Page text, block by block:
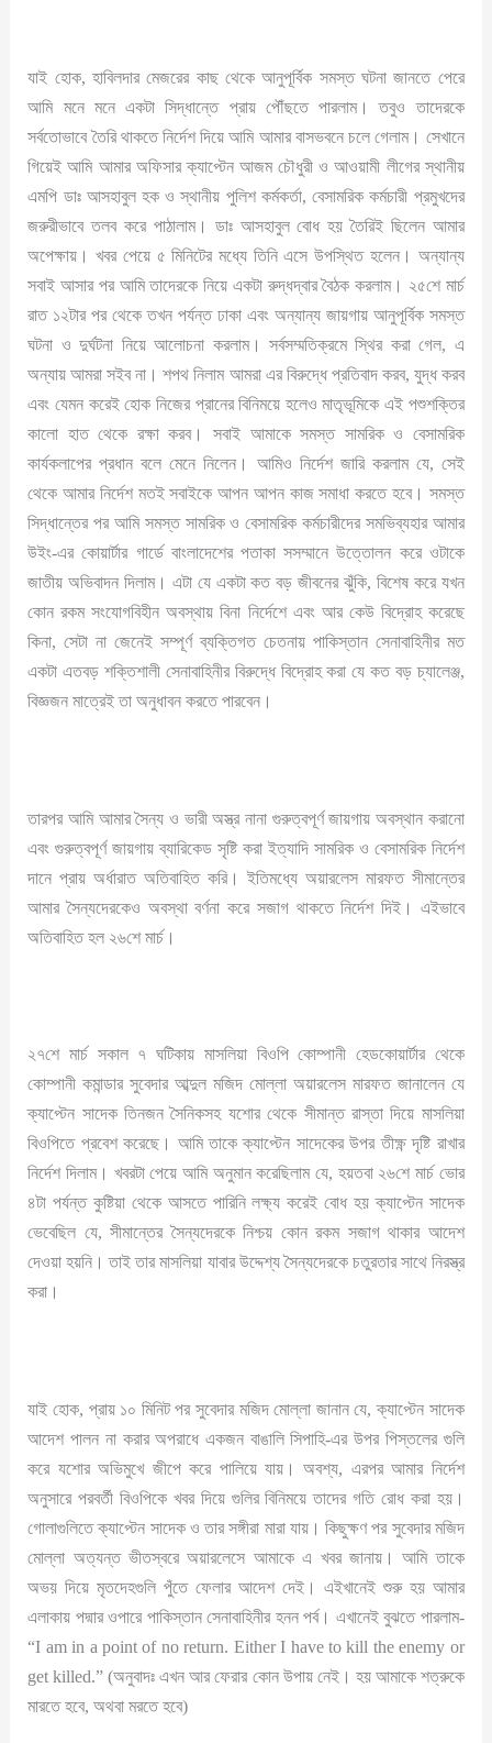
যাই হোক, হাবিলদার মেজরের কাছ থেকে আনুপূর্বিক সমস্ত ঘটনা জানতে পেরে
আমি মনে মনে একটা সিদ্ধান্তে প্রায় পৌঁছতে পারলাম। তবুও তাদেরকে
সর্বতোভাবে তৈরি থাকতে নির্দেশ দিয়ে আমি আমার বাসভবনে চলে গেলাম। সেখানে
গিয়েই আমি আমার অফিসার ক্যাপ্টেন আজম চৌধুরী ও আওয়ামী লীগের স্থানীয়
এমপি ডাঃ আসহাবুল হক ও স্থানীয় পুলিশ কর্মকর্তা, বেসামরিক কর্মচারী প্রমুখদের
জরুরীভাবে তলব করে পাঠালাম। ডাঃ আসহাবুল বোধ হয় তৈরিই ছিলেন আমার
অপেক্ষায়। খবর পেয়ে ৫ মিনিটের মধ্যে তিনি এসে উপস্থিত হলেন। অন্যান্য
সবাই আসার পর আমি তাদেরকে নিয়ে একটা রুদ্ধদ্বার বৈঠক করলাম। ২৫শে মার্চ
রাত ১২টার পর থেকে তখন পর্যন্ত ঢাকা এবং অন্যান্য জায়গায় আনুপূর্বিক সমস্ত
ঘটনা ও দুর্ঘটনা নিয়ে আলোচনা করলাম। সর্বসম্মতিক্রমে স্থির করা গেল, এ
অন্যায় আমরা সইব না। শপথ নিলাম আমরা এর বিরুদ্ধে প্রতিবাদ করব, যুদ্ধ করব
এবং যেমন করেই হোক নিজের প্রানের বিনিময়ে হলেও মাতৃভূমিকে এই পশুশক্তির
কালো হাত থেকে রক্ষা করব। সবাই আমাকে সমস্ত সামরিক ও বেসামরিক
কার্যকলাপের প্রধান বলে মেনে নিলেন। আমিও নির্দেশ জারি করলাম যে, সেই
থেকে আমার নির্দেশ মতই সবাইকে আপন আপন কাজ সমাধা করতে হবে। সমস্ত
সিদ্ধান্তের পর আমি সমস্ত সামরিক ও বেসামরিক কর্মচারীদের সমভিব্যহার আমার
উইং-এর কোয়ার্টার গার্ডে বাংলাদেশের পতাকা সসম্মানে উত্তোলন করে ওটাকে
জাতীয় অভিবাদন দিলাম। এটা যে একটা কত বড় জীবনের ঝুঁকি, বিশেষ করে যখন
কোন রকম সংযোগবিহীন অবস্থায় বিনা নির্দেশে এবং আর কেউ বিদ্রোহ করেছে
কিনা, সেটা না জেনেই সম্পূর্ণ ব্যক্তিগত চেতনায় পাকিস্তান সেনাবাহিনীর মত
একটা এতবড় শক্তিশালী সেনাবাহিনীর বিরুদ্ধে বিদ্রোহ করা যে কত বড় চ্যালেঞ্জ,
বিজ্ঞজন মাত্রেই তা অনুধাবন করতে পারবেন।
তারপর আমি আমার সৈন্য ও ভারী অস্ত্র নানা গুরুত্বপূর্ণ জায়গায় অবস্থান করানো
এবং গুরুত্বপূর্ণ জায়গায় ব্যারিকেড সৃষ্টি করা ইত্যাদি সামরিক ও বেসামরিক নির্দেশ
দানে প্রায় অর্ধারাত অতিবাহিত করি। ইতিমধ্যে অয়ারলেস মারফত সীমান্তের
আমার সৈন্যদেরকেও অবস্থা বর্ণনা করে সজাগ থাকতে নির্দেশ দিই। এইভাবে
অতিবাহিত হল ২৬শে মার্চ।
২৭শে মার্চ সকাল ৭ ঘটিকায় মাসলিয়া বিওপি কোম্পানী হেডকোয়ার্টার থেকে
কোম্পানী কমান্ডার সুবেদার আব্দুল মজিদ মোল্লা অয়ারলেস মারফত জানালেন যে
ক্যাপ্টেন সাদেক তিনজন সৈনিকসহ যশোর থেকে সীমান্ত রাস্তা দিয়ে মাসলিয়া
বিওপিতে প্রবেশ করেছে। আমি তাকে ক্যাপ্টেন সাদেকের উপর তীক্ষ্ণ দৃষ্টি রাখার
নির্দেশ দিলাম। খবরটা পেয়ে আমি অনুমান করেছিলাম যে, হয়তবা ২৬শে মার্চ ভোর
৪টা পর্যন্ত কুষ্টিয়া থেকে আসতে পারিনি লক্ষ্য করেই বোধ হয় ক্যাপ্টেন সাদেক
ভেবেছিল যে, সীমান্তের সৈন্যদেরকে নিশ্চয় কোন রকম সজাগ থাকার আদেশ
দেওয়া হয়নি। তাই তার মাসলিয়া যাবার উদ্দেশ্য সৈন্যদেরকে চতুরতার সাথে নিরস্ত্র
করা।
যাই হোক, প্রায় ১০ মিনিট পর সুবেদার মজিদ মোল্লা জানান যে, ক্যাপ্টেন সাদেক
আদেশ পালন না করার অপরাধে একজন বাঙালি সিপাহি-এর উপর পিস্তলের গুলি
করে যশোর অভিমুখে জীপে করে পালিয়ে যায়। অবশ্য, এরপর আমার নির্দেশ
অনুসারে পরবর্তী বিওপিকে খবর দিয়ে গুলির বিনিময়ে তাদের গতি রোধ করা হয়।
গোলাগুলিতে ক্যাপ্টেন সাদেক ও তার সঙ্গীরা মারা যায়। কিছুক্ষণ পর সুবেদার মজিদ
মোল্লা অত্যন্ত ভীতস্বরে অয়ারলেসে আমাকে এ খবর জানায়। আমি তাকে
অভয় দিয়ে মৃতদেহগুলি পুঁতে ফেলার আদেশ দেই। এইখানেই শুরু হয় আমার
এলাকায় পদ্মার ওপারে পাকিস্তান সেনাবাহিনীর হনন পর্ব। এখানেই বুঝতে পারলাম-
“I am in a point of no return. Either I have to kill the enemy or
get killed.” (অনুবাদঃ এখন আর ফেরার কোন উপায় নেই। হয় আমাকে শত্রুকে
মারতে হবে, অথবা মরতে হবে)